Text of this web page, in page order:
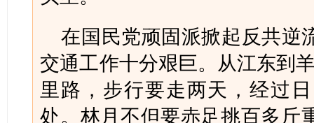
在国民党顽固派掀起反共逆
交通工作十分艰巨。从江东到
里路，步行要走两天，经过
处。林月不但要赤足挑百多斤